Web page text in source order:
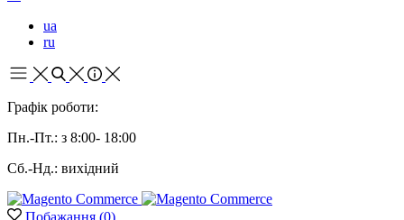
ua
ru
Графік роботи:
Пн.-Пт.: з 8:00- 18:00
Сб.-Нд.: вихідний
Побажання (0)